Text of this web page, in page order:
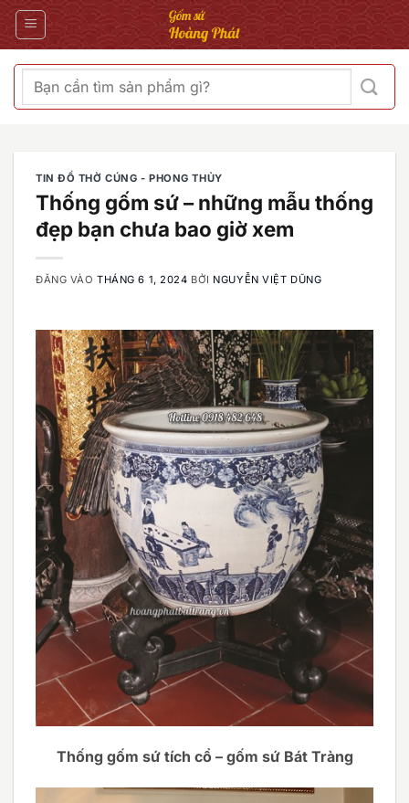
Bỏ
qua
Tìm
kiếm:
TIN ĐỒ THỜ CÚNG - PHONG THỦY
Thống gốm sứ – những mẫu thống
đẹp bạn chưa bao giờ xem
ĐĂNG VÀOTHÁNG 6 1, 2024 BỞI NGUYỄN VIỆT DŨNG
Thống gốm sứ tích cổ – gốm sứ Bát Tràng